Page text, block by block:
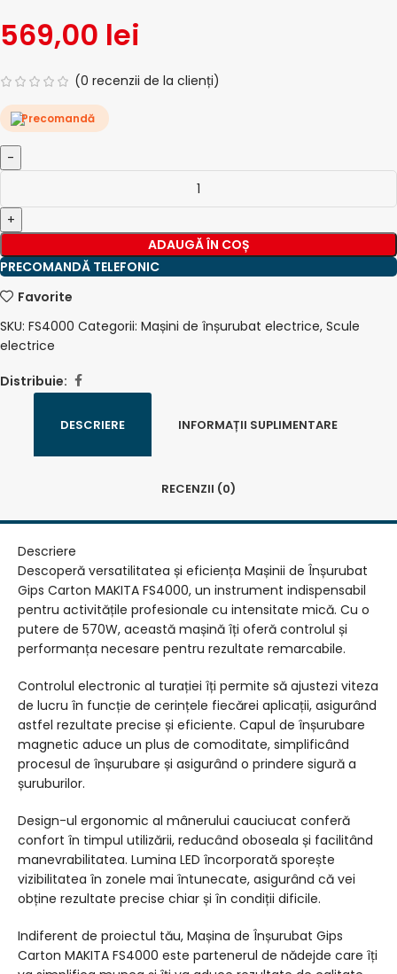
569,00 lei
(0 recenzii de la clienți)
Precomandă
ADAUGĂ ÎN COȘ
PRECOMANDĂ TELEFONIC
Favorite
SKU: FS4000 Categorii: Mașini de înșurubat electrice, Scule
electrice
Distribuie:
DESCRIERE INFORMAȚII SUPLIMENTARE
RECENZII (0)
Descriere
Descoperă versatilitatea și eficiența Mașinii de Înșurubat
Gips Carton MAKITA FS4000, un instrument indispensabil
pentru activitățile profesionale cu intensitate mică. Cu o
putere de 570W, această mașină îți oferă controlul și
performanța necesare pentru rezultate remarcabile.
Controlul electronic al turației îți permite să ajustezi viteza
de lucru în funcție de cerințele fiecărei aplicații, asigurând
astfel rezultate precise și eficiente. Capul de înșurubare
magnetic aduce un plus de comoditate, simplificând
procesul de înșurubare și asigurând o prindere sigură a
șuruburilor.
Design-ul ergonomic al mânerului cauciucat conferă
confort în timpul utilizării, reducând oboseala și facilitând
manevrabilitatea. Lumina LED încorporată sporește
vizibilitatea în zonele mai întunecate, asigurând că vei
obține rezultate precise chiar și în condiții dificile.
Indiferent de proiectul tău, Mașina de Înșurubat Gips
Carton MAKITA FS4000 este partenerul de nădejde care îți